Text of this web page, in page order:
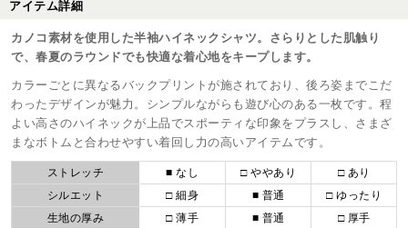
アイテム詳細
カノコ素材を使用した半袖ハイネックシャツ。さらりとした肌触り
で、春夏のラウンドでも快適な着心地をキープします。
カラーごとに異なるバックプリントが施されており、後ろ姿までこだ
わったデザインが魅力。シンプルながらも遊び心のある一枚です。程
よい高さのハイネックが上品でスポーティな印象をプラスし、さまざ
まなボトムと合わせやすい着回し力の高いアイテムです。
ストレッチ ■ なし □ ややあり
□ あり
シルエット
□ 細身 ■ 普通
□ ゆったり
生地の厚み
□ 薄手 ■ 普通
□ 厚手